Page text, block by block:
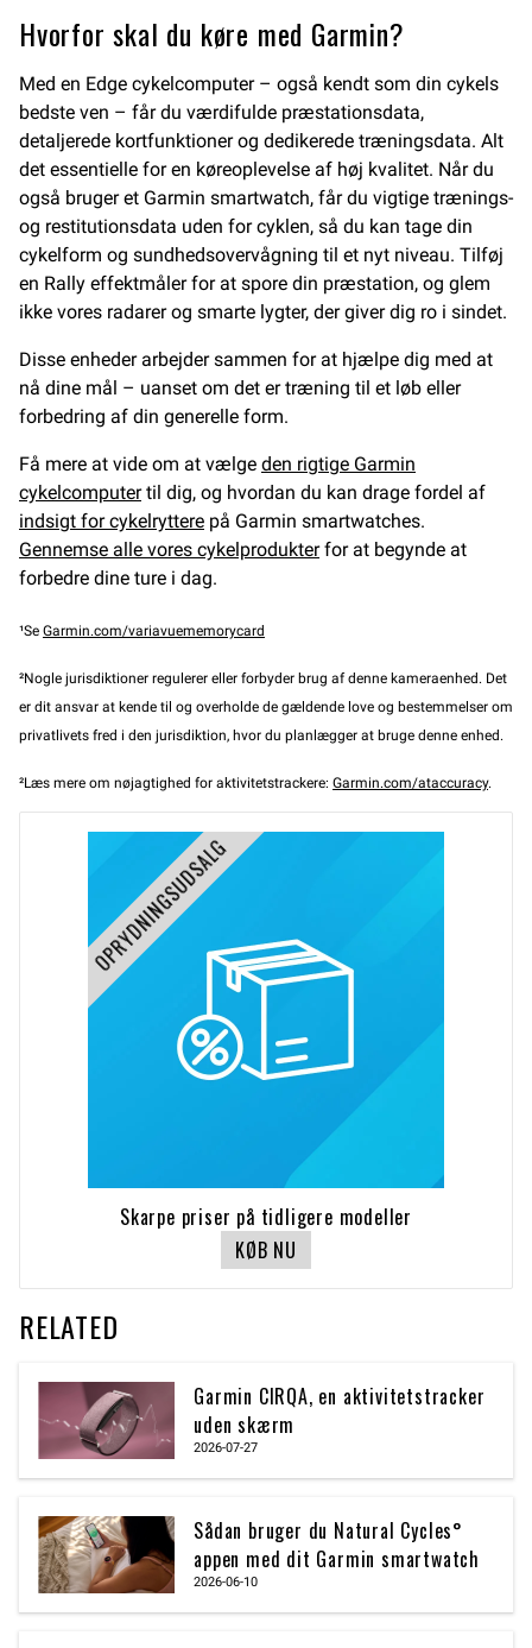
Hvorfor skal du køre med Garmin?
Med en Edge cykelcomputer – også kendt som din cykels
bedste ven – får du værdifulde præstationsdata,
detaljerede kortfunktioner og dedikerede træningsdata. Alt
det essentielle for en køreoplevelse af høj kvalitet. Når du
også bruger et Garmin smartwatch, får du vigtige trænings-
og restitutionsdata uden for cyklen, så du kan tage din
cykelform og sundhedsovervågning til et nyt niveau. Tilføj
en Rally effektmåler for at spore din præstation, og glem
ikke vores radarer og smarte lygter, der giver dig ro i sindet.
Disse enheder arbejder sammen for at hjælpe dig med at
nå dine mål – uanset om det er træning til et løb eller
forbedring af din generelle form.
Få mere at vide om at vælge den rigtige Garmin
cykelcomputertil dig, og hvordan du kan drage fordel af
indsigt for cykelryttere på Garmin smartwatches.
Gennemse alle vores cykelprodukterfor at begynde at
forbedre dine ture i dag.
¹Se Garmin.com/variavuememorycard
²Nogle jurisdiktioner regulerer eller forbyder brug af denne kameraenhed. Det
er dit ansvar at kende til og overholde de gældende love og bestemmelser om
privatlivets fred i den jurisdiktion, hvor du planlægger at bruge denne enhed.
²Læs mere om nøjagtighed for aktivitetstrackere: Garmin.com/ataccuracy.
OPRYDNINGSUDSALG
Skarpe priser på tidligere modeller
KØB NU
RELATED
Garmin CIRQA, en aktivitetstracker
uden skærm
2026-07-27
Sådan bruger du Natural Cycles°
appen med dit Garmin smartwatch
2026-06-10